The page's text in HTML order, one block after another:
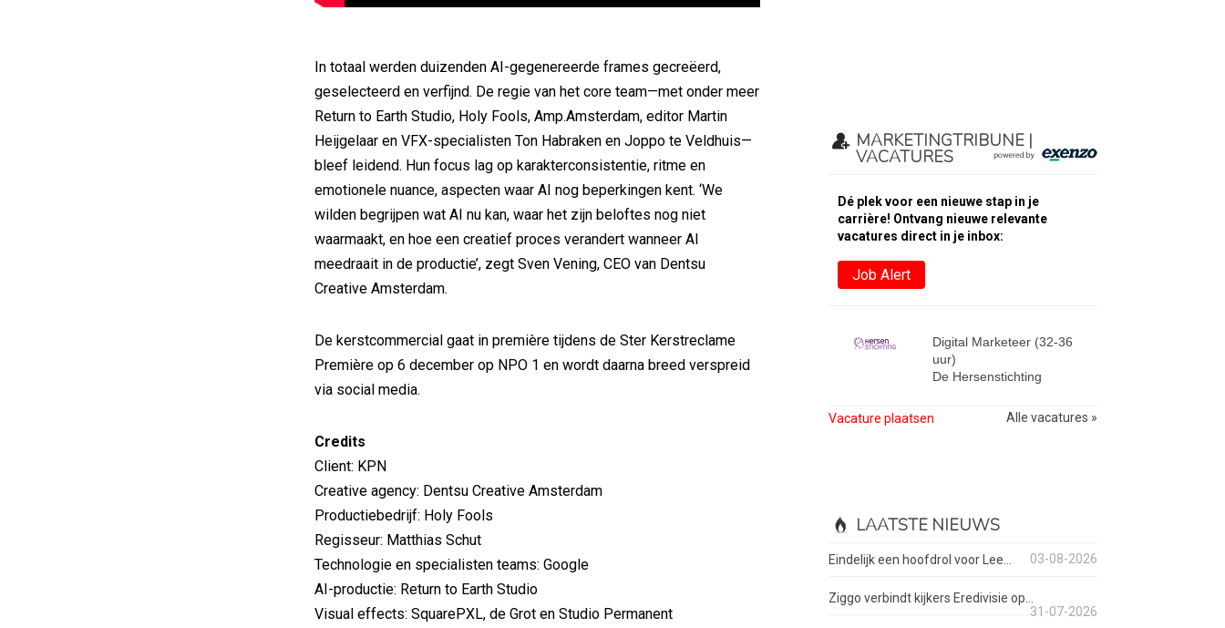
In totaal werden duizenden AI-gegenereerde frames gecreëerd,
geselecteerd en verfijnd. De regie van het core team—met onder meer
Return to Earth Studio, Holy Fools, Amp.Amsterdam, editor Martin
Heijgelaar en VFX-specialisten Ton Habraken en Joppo te Veldhuis—
bleef leidend. Hun focus lag op karakterconsistentie, ritme en
emotionele nuance, aspecten waar AI nog beperkingen kent. ‘We
wilden begrijpen wat AI nu kan, waar het zijn beloftes nog niet
waarmaakt, en hoe een creatief proces verandert wanneer AI
meedraait in de productie’, zegt Sven Vening, CEO van Dentsu
Creative Amsterdam.
De kerstcommercial gaat in première tijdens de Ster Kerstreclame
Première op 6 december op NPO 1 en wordt daarna breed verspreid
via social media.
Credits
Client: KPN
Creative agency: Dentsu Creative Amsterdam
Productiebedrijf: Holy Fools
Regisseur: Matthias Schut
Technologie en specialisten teams: Google
AI-productie: Return to Earth Studio
Visual effects: SquarePXL, de Grot en Studio Permanent
MARKETINGTRIBUNE |
VACATURES
Dé plek voor een nieuwe stap in je
carrière! Ontvang nieuwe relevante
vacatures direct in je inbox:
Job Alert
Digital Marketeer (32-36
uur)
De Hersenstichting
Vacature plaatsen Alle vacatures »
LAATSTE NIEUWS
Eindelijk een hoofdrol voor Lee... 03-08-2026
Ziggo verbindt kijkers Eredivisie op...
31-07-2026